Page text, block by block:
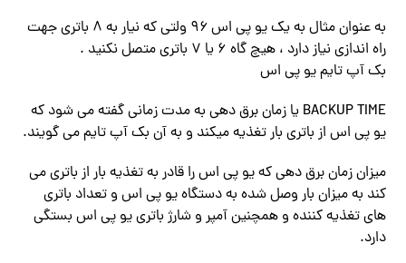
به عنوان مثال به یک یو پی اس ۹۶ ولتی که نیار به ۸ باتری جهت
راه اندازی نیاز دارد ، هیچ گاه ۶ یا ۷ باتری متصل نکنید .
بک آپ تایم یو پی اس
BACKUP TIME یا زمان برق دهی به مدت زمانی گفته می شود که
یو پی اس از باتری بار تغذیه میکند و به آن بک آپ تایم می گویند.
میزان زمان برق دهی که یو پی اس را قادر به تغذیه بار از باتری می
کند به میزان بار وصل شده به دستگاه یو پی اس و تعداد باتری
های تغذیه کننده و همچنین آمپر و شارژ باتری یو پی اس بستگی
دارد.